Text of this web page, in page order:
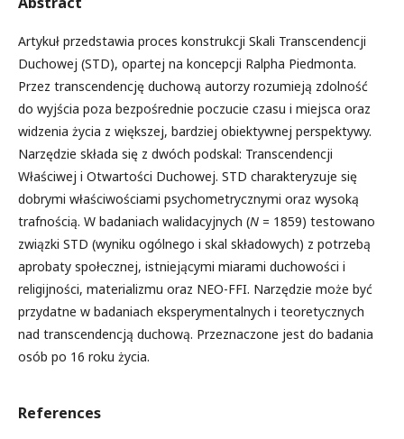
Artykuł przedstawia proces konstrukcji Skali Transcendencji
Duchowej (STD), opartej na koncepcji Ralpha Piedmonta.
Przez transcendencję duchową autorzy rozumieją zdolność
do wyjścia poza bezpośrednie poczucie czasu i miejsca oraz
widzenia życia z większej, bardziej obiektywnej perspektywy.
Narzędzie składa się z dwóch podskal: Transcendencji
Właściwej i Otwartości Duchowej. STD charakteryzuje się
dobrymi właściwościami psychometrycznymi oraz wysoką
trafnością. W badaniach walidacyjnych (N = 1859) testowano
związki STD (wyniku ogólnego i skal składowych) z potrzebą
aprobaty społecznej, istniejącymi miarami duchowości i
religijności, materializmu oraz NEO-FFI. Narzędzie może być
przydatne w badaniach eksperymentalnych i teoretycznych
nad transcendencją duchową. Przeznaczone jest do badania
osób po 16 roku życia.
References